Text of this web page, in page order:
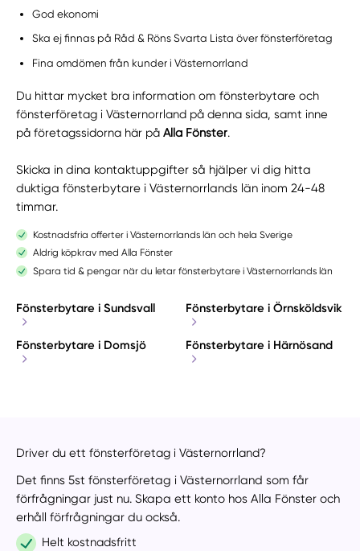
God ekonomi
Ska ej finnas på Råd & Röns Svarta Lista över fönsterföretag
Fina omdömen från kunder i Västernorrland
Du hittar mycket bra information om fönsterbytare och
fönsterföretag i Västernorrland på denna sida, samt inne
på företagssidorna här påAlla Fönster.
Skicka in dina kontaktuppgifter så hjälper vi dig hitta
duktiga fönsterbytare i Västernorrlands län inom 24-48
timmar.
Kostnadsfria offerter i Västernorrlands län och hela Sverige
Aldrig köpkrav med Alla Fönster
Spara tid & pengar när du letar fönsterbytare i Västernorrlands län
Fönsterbytare i Sundsvall Fönsterbytare i Örnsköldsvik
Fönsterbytare i Domsjö Fönsterbytare i Härnösand
Driver du ett fönsterföretag i Västernorrland?
Det finns 5st fönsterföretag i Västernorrland som får
förfrågningar just nu. Skapa ett konto hos Alla Fönster och
erhåll förfrågningar du också.
Helt kostnadsfritt